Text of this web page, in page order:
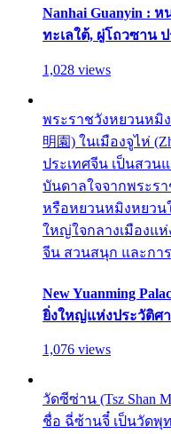
Nanhai Guanyin :
ทะเลใต้, ผู่โถวซาน
1,028 views
พระราชวังหยวนหมิง
明園) ในเมืองจูไห่
ประเทศจีน เป็นสวน
บันดาลใจจากพระรา
หรือหยวนหมิงหยวน
ใหญ่ใจกลางเมืองแ
จีน สวนสนุก และกา
New Yuanming
ยิ่งใหญ่แห่งประวัติศ
1,076 views
วัดซีซ่าน (Tsz Shan
ชื่อ ฉี่ซ้านจี๋ เป็นวัดพุ